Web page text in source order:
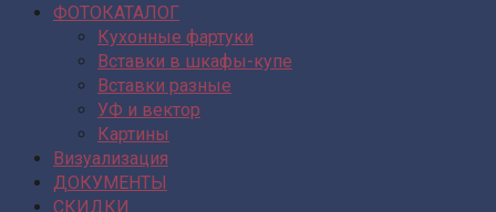
ФОТОКАТАЛОГ
Кухонные фартуки
Вставки в шкафы-купе
Вставки разные
УФ и вектор
Картины
Визуализация
ДОКУМЕНТЫ
СКИДКИ